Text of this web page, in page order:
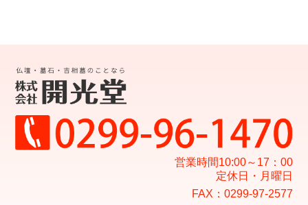
営業時間10:00～17：00
定休日・月曜日
FAX：0299-97-2577